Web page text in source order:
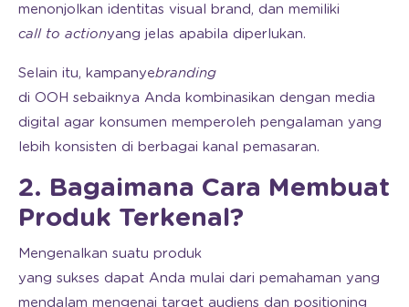
menonjolkan identitas visual brand, dan memiliki
call to actionyang jelas apabila diperlukan.
Selain itu, kampanyebranding
di OOH sebaiknya Anda kombinasikan dengan media
digital agar konsumen memperoleh pengalaman yang
lebih konsisten di berbagai kanal pemasaran.
2. Bagaimana Cara Membuat
Produk Terkenal?
Mengenalkan suatu produk
yang sukses dapat Anda mulai dari pemahaman yang
mendalam mengenai target audiens dan positioning